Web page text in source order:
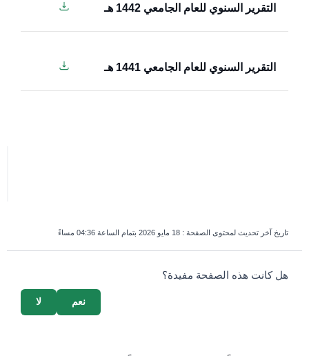
التقرير السنوي للعام الجامعي 1442 هـ
التقرير السنوي للعام الجامعي 1441 هـ
تاريخ آخر تحديث لمحتوى الصفحة : 18 مايو 2026 بتمام الساعة 04:36 مساءً
survey_v2
هل كانت هذه الصفحة مفيدة؟
لا نعم